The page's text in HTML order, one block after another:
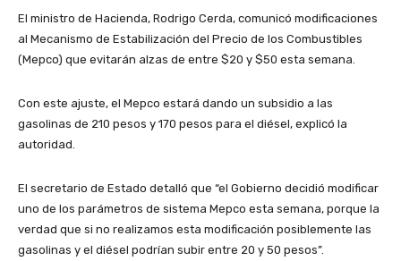
El ministro de Hacienda, Rodrigo Cerda, comunicó modificaciones
al Mecanismo de Estabilización del Precio de los Combustibles
(Mepco) que evitarán alzas de entre $20 y $50 esta semana.
Con este ajuste, el Mepco estará dando un subsidio a las
gasolinas de 210 pesos y 170 pesos para el diésel, explicó la
autoridad.
El secretario de Estado detalló que “el Gobierno decidió modificar
uno de los parámetros de sistema Mepco esta semana, porque la
verdad que si no realizamos esta modificación posiblemente las
gasolinas y el diésel podrían subir entre 20 y 50 pesos”.